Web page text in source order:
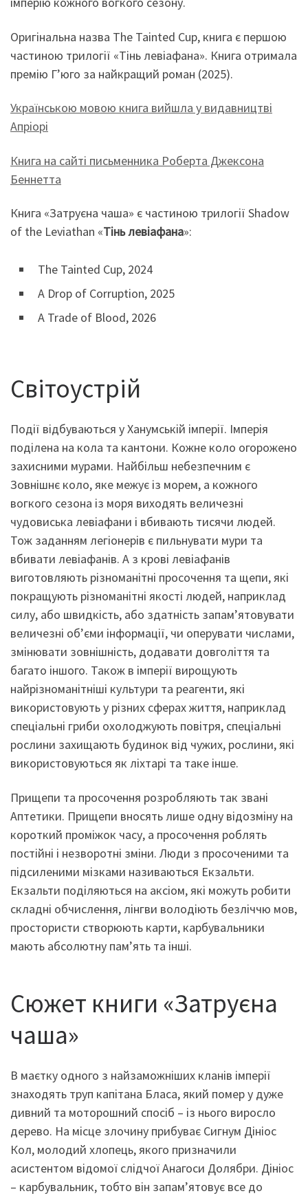
Оригінальна назва The Tainted Cup, книга є першою
частиною трилогії «Тінь левіафана». Книга отримала
премію Г’юго за найкращий роман (2025).
Українською мовою книга вийшла у видавництві
Апріорі
Книга на сайті письменника Роберта Джексона
Беннетта
Книга «Затруєна чаша» є частиною трилогії Shadow
of the Leviathan «Тінь левіафана»:
The Tainted Cup, 2024
A Drop of Corruption, 2025
A Trade of Blood, 2026
Світоустрій
Події відбуваються у Ханумській імперії. Імперія
поділена на кола та кантони. Кожне коло огорожено
захисними мурами. Найбільш небезпечним є
Зовнішнє коло, яке межує із морем, а кожного
вогкого сезона із моря виходять величезні
чудовиська левіафани і вбивають тисячи людей.
Тож заданням легіонерів є пильнувати мури та
вбивати левіафанів. А з крові левіафанів
виготовляють різноманітні просочення та щепи, які
покращують різноманітні якості людей, наприклад
силу, або швидкість, або здатність запам’ятовувати
величезні об’єми інформації, чи оперувати числами,
змінювати зовнішність, додавати довголіття та
багато іншого. Також в імперії вирощують
найрізноманітніші культури та реагенти, які
використовують у різних сферах життя, наприклад
спеціальні гриби охолоджують повітря, спеціальні
рослини захищають будинок від чужих, рослини, які
використовуються як ліхтарі та таке інше.
Прищепи та просочення розробляють так звані
Аптетики. Прищепи вносять лише одну відозміну на
короткий проміжок часу, а просочення роблять
постійні і незворотні зміни. Люди з просоченими та
підсиленими мізками називаються Екзальти.
Екзальти поділяються на аксіом, які можуть робити
складні обчислення, лінгви володіють безліччю мов,
простористи створюють карти, карбувальники
мають абсолютну пам’ять та інші.
Сюжет книги «Затруєна
чаша»
В маєтку одного з найзаможніших кланів імперії
знаходять труп капітана Бласа, який помер у дуже
дивний та моторошний спосіб – із нього виросло
дерево. На місце злочину прибуває Сигнум Дініос
Кол, молодий хлопець, якого призначили
асистентом відомої слідчої Анагоси Долябри. Дініос
– карбувальник, тобто він запам’ятовує все до